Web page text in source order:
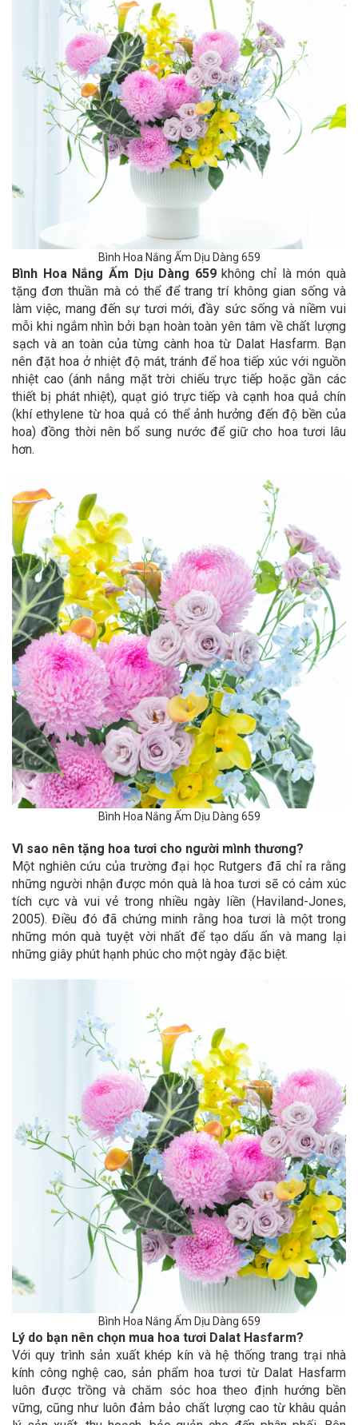
Bình Hoa Nắng Ấm Dịu Dàng 659
Bình Hoa Nắng Ấm Dịu Dàng 659không chỉ là món quà
tặng đơn thuần mà có thể để trang trí không gian sống và
làm việc, mang đến sự tươi mới, đầy sức sống và niềm vui
mỗi khi ngắm nhìn bởi bạn hoàn toàn yên tâm về chất lượng
sạch và an toàn của từng cành hoa từ Dalat Hasfarm. Bạn
nên đặt hoa ở nhiệt độ mát, tránh để hoa tiếp xúc với nguồn
nhiệt cao (ánh nắng mặt trời chiếu trực tiếp hoặc gần các
thiết bị phát nhiệt), quạt gió trực tiếp và cạnh hoa quả chín
(khí ethylene từ hoa quả có thể ảnh hưởng đến độ bền của
hoa) đồng thời nên bổ sung nước để giữ cho hoa tươi lâu
hơn.
Bình Hoa Nắng Ấm Dịu Dàng 659
Vì sao nên tặng hoa tươi cho người mình thương?
Một nghiên cứu của trường đại học Rutgers đã chỉ ra rằng
những người nhận được món quà là hoa tươi sẽ có cảm xúc
tích cực và vui vẻ trong nhiều ngày liền (Haviland-Jones,
2005). Điều đó đã chứng minh rằng hoa tươi là một trong
những món quà tuyệt vời nhất để tạo dấu ấn và mang lại
những giây phút hạnh phúc cho một ngày đặc biệt.
Bình Hoa Nắng Ấm Dịu Dàng 659
Lý do bạn nên chọn mua hoa tươi Dalat Hasfarm?
Với quy trình sản xuất khép kín và hệ thống trang trại nhà
kính công nghệ cao, sản phẩm hoa tươi từ Dalat Hasfarm
luôn được trồng và chăm sóc hoa theo định hướng bền
vững, cũng như luôn đảm bảo chất lượng cao từ khâu quản